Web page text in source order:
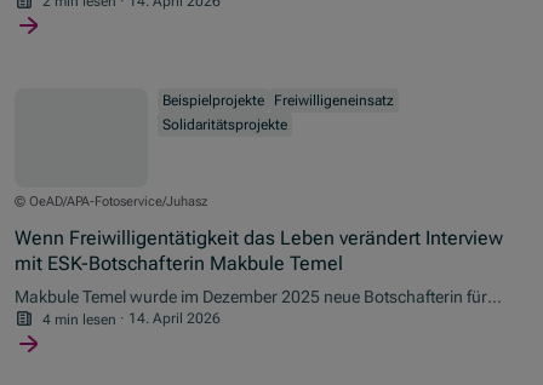
© OeAD/APA-Fotoservice/Juhasz
Beispielprojekte
Freiwilligeneinsatz
Solidaritätsprojekte
Wenn Freiwilligentätigkeit das Leben verändert Interview
mit ESK-Botschafterin Makbule Temel
Makbule Temel wurde im Dezember 2025 neue Botschafterin für
das Europäische Solidaritätskorps. Sie kennt das Europäische
Solidaritätskorps (ESK) sowohl aus der Perspektive der
4 min lesen · 14. April 2026